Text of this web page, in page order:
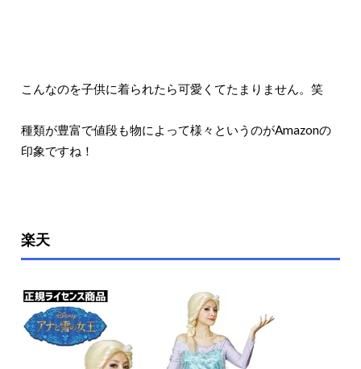
こんなのを子供に着られたら可愛くてたまりません。笑
種類が豊富で値段も物によって様々というのがAmazonの
印象ですね！
楽天